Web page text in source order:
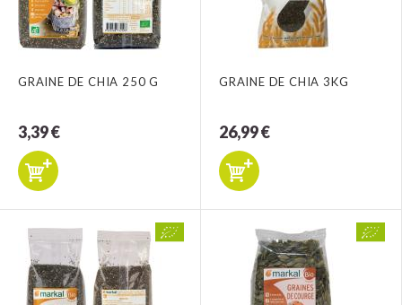
GRAINE DE CHIA 250 G
3,39 €
GRAINE DE CHIA 3KG
26,99 €